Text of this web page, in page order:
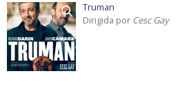
Truman
Dirigida por Cesc Gay